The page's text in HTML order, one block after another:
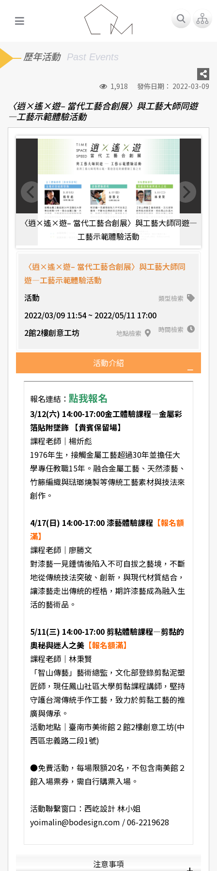
歷年活動 Past Events
1,918 發佈日期： 2022-03-09
〈逍×遙×遊– 當代工藝合創展〉與工藝大師同遊
—工藝示範體驗活動
〈逍×遙×遊– 當代工藝合創展〉與工藝大師同遊—
工藝示範體驗活動
〈逍×遙×遊– 當代工藝合創展〉與工藝大師同
遊—工藝示範體驗活動
活動
類型檢索
2022/03/09 11:54 ~ 2022/05/11 17:00
時間檢索
2館2樓創意工坊 地點檢索
活動介紹
報名連結： 點我報名
3/12(六) 14:00-17:00金工體驗課程—金屬彩
箔貼附墜飾 【貴賓保留場】
課程老師｜楊炘彪
1976年生，接觸金屬工藝超過30年並擔任大
學專任教職15年。融合金屬工藝、天然漆藝、
竹籐編織與琺瑯燒製等傳統工藝素材與技法來
創作。
4/17(日) 14:00-17:00 漆藝體驗課程 【報名額
滿】
課程老師｜廖勝文
對漆藝一見鍾情後陷入不可自拔之藝境，不斷
地從傳統技法突破、創新，與現代材質結合，
讓漆藝走出傳統的桎梏，期許漆藝成為融入生
活的藝術品。
5/11(三) 14:00-17:00 剪粘體驗課程—剪黏的
奧秘與迷人之美 【報名額滿】
課程老師｜林秉賢
「智山傳藝」藝術總監，文化部登錄剪黏泥塑
匠師，現任鳳山社區大學剪黏課程講師，堅持
守護台灣傳統手作工藝，致力於剪黏工藝的推
廣與傳承。
活動地點｜臺南市美術館２館2樓創意工坊(中
西區忠義路二段1號)
●免費活動，每場限額20名，不包含南美館２
館入場票券，需自行購票入場。
活動聯繫窗口：西屹設計 林小姐
yoimalin@bodesign.com / 06-2219628
注意事項